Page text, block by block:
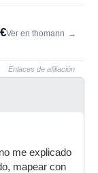
Ver en thomann →
Enlaces de afiliación
me explicado
mapear con